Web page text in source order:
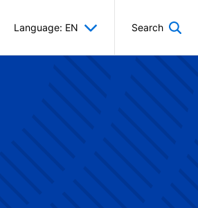
Language: EN Search